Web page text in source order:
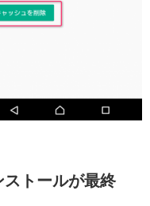
トールが最終